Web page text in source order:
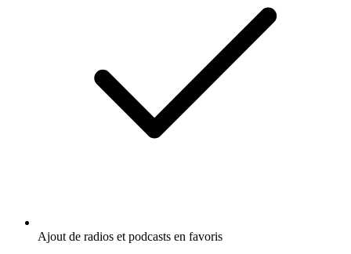
Ajout de radios et podcasts en favoris